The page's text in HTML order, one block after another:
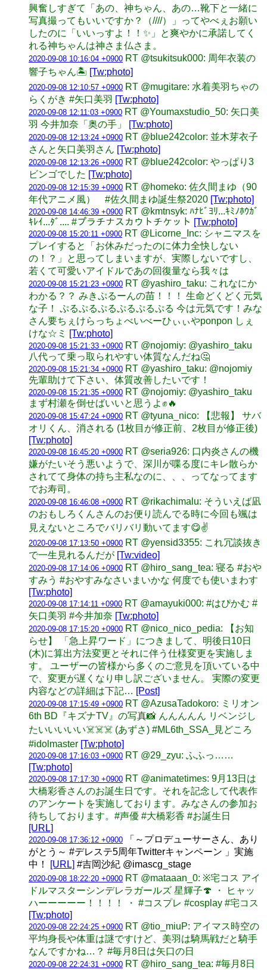
興奮しすぎて「あの、神ちゃん、あの…靴下と一緒に
写真撮ってもいいですか？（////）」ってやべぇお願い
したのに「いいっすよ！！✨」と爽やかに承諾してく
れる神ちゃんは神さま仏さま。
2020-09-08 10:16:04 +0900 RT @tsukitsuk000: 周年衣装の
響子ちゃん🏝 [Tw:photo]
2020-09-08 12:10:57 +0900 RT @mugitare: 水着美羽ちゃの
らくがき #矢口美羽 [Tw:photo]
2020-09-08 12:11:03 +0900 RT @Youmaxstudio_50: 矢口美
羽 今井加奈「奥の手」
[Tw:photo]
2020-09-08 12:13:24 +0900 RT @blue242color: 並木芽衣子
さんと矢口美羽さん [Tw:photo]
2020-09-08 12:13:26 +0900 RT @blue242color: やっぱり3
ビンゴでした [Tw:photo]
2020-09-08 12:15:39 +0900 RT @homeko: 佐久間まゆ（90
年代アニメ風） #佐久間まゆ誕生祭2020 [Tw:photo]
2020-09-08 14:46:39 +0900 RT @kmtnsyk: ﾊﾅﾋﾞﾖﾘ...ｷﾐﾉﾎｳｶﾞ
ｷﾚｲ...ﾀﾞ.... #プラチナスカウトチケット [Tw:photo]
2020-09-08 15:20:11 +0900 RT @Licorne_Inc: シャニマスを
プレイすると「お休みだったのに体力全快しない
の！？」と思ってしまいますが、実際しないですし、
若くて可愛いアイドルであの回復量なら我々は
2020-09-08 15:21:23 +0900 RT @yashiro_taku: これなにか
わかる？？ みきぷるーんの苗！！！ 生命どくどく元気
な子！ ぷるぷるぷるぷるぷるぷる 今は元気です！みな
さん要ちぇけらっちょべいべーひぃぃやponpon しぇ
けな☆ミ
[Tw:photo]
2020-09-08 15:21:33 +0900 RT @nojomiy: @yashiro_taku
八代って乗っ取られやすい体質なんだね🤔
2020-09-08 15:21:34 +0900 RT @yashiro_taku: @nojomiy
先輩助けて下さい、体質改善したいです！
2020-09-08 15:21:35 +0900 RT @nojomiy: @yashiro_taku
まず村瀬を倒せばいいと思うよ✊🔥
2020-09-08 15:47:24 +0900 RT @tyuna_nico: 【悲報】 サバ
オリくん、消される (1枚目が修正前、2枚目が修正後)
[Tw:photo]
2020-09-08 16:45:20 +0900 RT @seria926: 口内炎さんの機
嫌がたいそう悪いようで、深川が喋る度にキレ散らか
されてて身体の持ち主私なのに、、、ってなってます
でお寿司。
2020-09-08 16:46:08 +0900 RT @rikachimalu: そういえば凪
のおもしろくんさんのお便り読んでる時に今回も颯は
見えないところでバリバリ動いてます😋✌️
2020-09-08 17:13:50 +0900 RT @yensid3355: これ冗談抜き
で一生見れるんだが [Tw:video]
2020-09-08 17:14:06 +0900 RT @hiro_sang_tea: 寝る #おや
すみう #おやすみなさいまいかな 何度でも使いまわす
[Tw:photo]
2020-09-08 17:14:11 +0900 RT @amayuki000: #はぴかむ #
矢口美羽 #今井加奈 [Tw:photo]
2020-09-08 17:15:20 +0900 RT @nico_nico_pedia: 【お知
らせ】 「急上昇ワード」につきまして、明後日10日
(木)に算出方法変更とそれに伴う仕様変更を実施しま
す。 ユーザーの皆様から多くのご意見を頂いている中
で、変更が遅くなり申し訳ございません。 実際の変更
内容などの詳細は下記… [Post]
2020-09-08 17:15:49 +0900 RT @AzusaTadokoro: ミリオン
6th BD『キズナTV』の写真📸 んんんんん リベンジし
たいいいいい☠️☠️☠️ (あずさ) #ML6th_SSA_見どころ
#idolmaster [Tw:photo]
2020-09-08 17:16:03 +0900 RT @29_zyu: ふふっ……
[Tw:photo]
2020-09-08 17:17:30 +0900 RT @animatetimes: 9月13日は
大橋彩香さんのお誕生日です。それを記念して代表作
のアンケートを実施しております。みなさんの参加お
待ちしております。#声優 #大橋彩香 #お誕生日
[URL]
2020-09-08 17:36:12 +0900 「～プロデューサーさん、あり
がとう～ #デレステ5周年Twitterキャンペーン 」実施
中！
[URL] #吉岡沙紀 @imascg_stage
2020-09-08 18:22:20 +0900 RT @mataaan_0: ※宅コス アイ
ドルマスターシンデレラガールズ 星輝子🍄 ・ ヒャッ
ハーーーーー！！！！ ・ #コスプレ #cosplay #宅コス
[Tw:photo]
2020-09-08 22:24:25 +0900 RT @tio_miuP: アイマス時空の
平均身長や体重は謎ですけど、美羽は騎馬戦だと騎手
なんですかね…？ #毎月8日は矢口の日
2020-09-08 22:24:31 +0900 RT @hiro_sang_tea: #毎月8日